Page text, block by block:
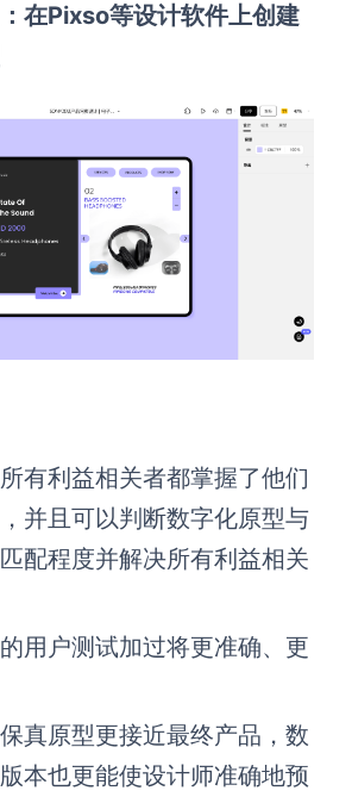
在Pixso等设计软件上创建
有利益相关者都掌握了他们
并且可以判断数字化原型与
配程度并解决所有利益相关
用户测试加过将更准确、更
真原型更接近最终产品，数
本也更能使设计师准确地预